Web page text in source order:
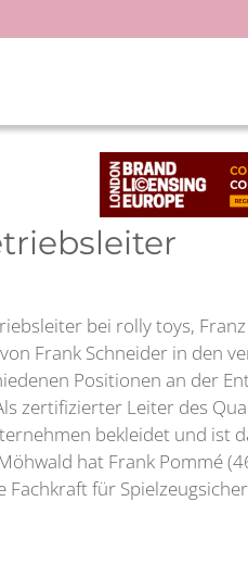
bei rolly toys,
Frank Schneider in den
Positionen an der
zertifizierter Leiter des
bekleidet und
hat Frank Pommé
Fachkraft für